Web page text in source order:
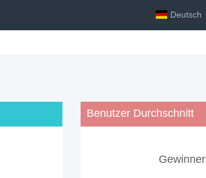
Deutsch
Benutzer Durchschnitt
Gewinner